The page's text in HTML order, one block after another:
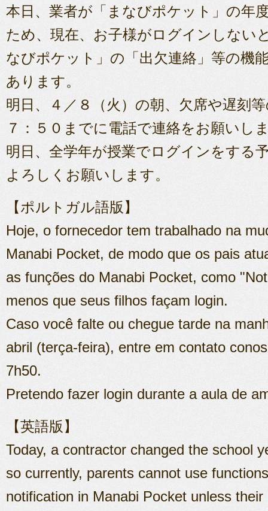
本日、業者が「まなびポケット」の年
ため、現在、お子様がログインしない
なびポケット」の「出欠連絡」等の機
あります。
明日、４／８（火）の朝、欠席や遅刻
７：５０までに電話で連絡をお願いし
明日、全学年が授業でログインをする
よろしくお願いします。
【ポルトガル語版】
Hoje, o fornecedor tem trabalhado na
Manabi Pocket, de modo que os pais
as funções do Manabi Pocket, como
menos que seus filhos façam login.
Caso você falte ou chegue tarde na
abril (terça-feira), entre em contato
7h50.
Pretendo fazer login durante a aula de
【英語版】
Today, a contractor changed the school
so currently, parents cannot use
notification in Manabi Pocket unless their